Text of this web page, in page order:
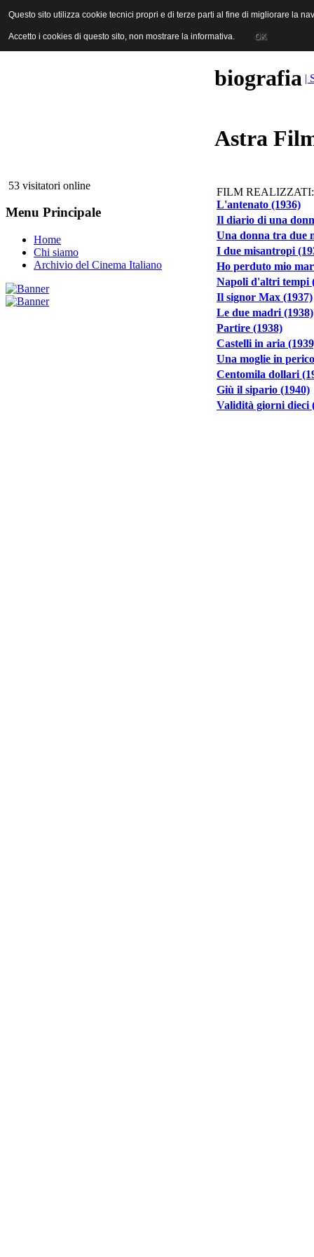
ANICA | Associazione Nazionale Industrie Cinematografiche
53 visitatori online
Menu Principale
Home
Chi siamo
Archivio del Cinema Italiano
biografia |
Astra
FILM REALIZZATI:
L'antenato (1936)
Il diario di una
Una donna tra due
I due misantropi
Ho perduto mio
Napoli d'altri tempi
Il signor Max (1937)
Le due madri (1938)
Partire (1938)
Castelli in aria
Una moglie in
Centomila dollari
Giù il sipario (1940)
Validità giorni dieci
Questo sito utilizza cookie tecnici propri e di terze parti al fine di migliorare la
Accetto i cookies di questo sito, non mostrare la informativa. OK
Questo sito utilizza cookie tecnici propri e di terze parti al fine di migliorare la
Accetto i cookies di questo sito, non mostrare la informativa. OK